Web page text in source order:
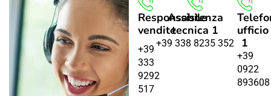
Responsabile
vendite
+39
333
9292
517
Assistenza
tecnica 1
+39 338 8235 352
ufficio
1
+39
0922
893608